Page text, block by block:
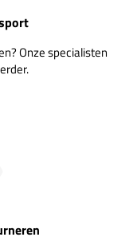
Onze specialisten